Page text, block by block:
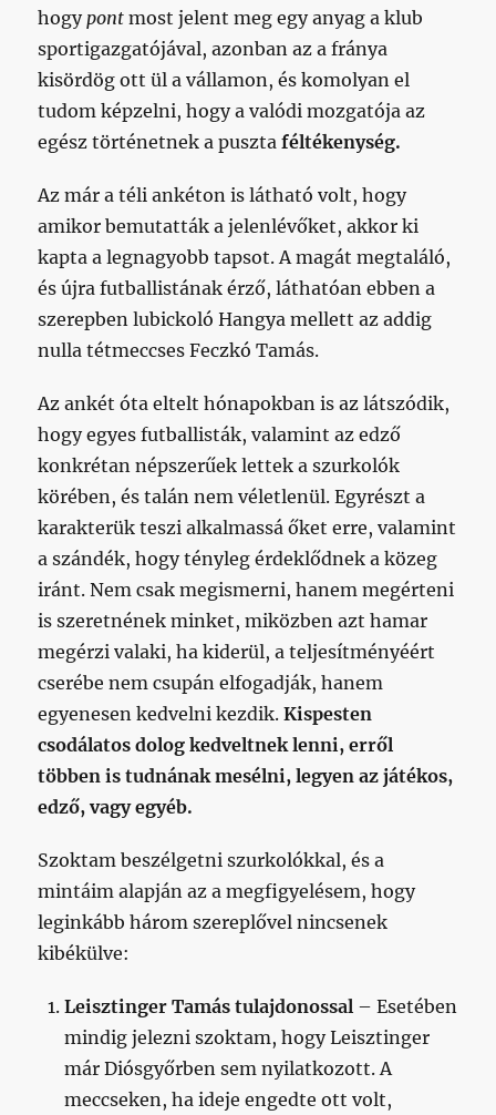
hogypont most jelent meg egy anyag a klub
sportigazgatójával, azonban az a fránya
kisördög ott ül a vállamon, és komolyan el
tudom képzelni, hogy a valódi mozgatója az
egész történetnek a pusztaféltékenység.
Az már a téli ankéton is látható volt, hogy
amikor bemutatták a jelenlévőket, akkor ki
kapta a legnagyobb tapsot. A magát megtaláló,
és újra futballistának érző, láthatóan ebben a
szerepben lubickoló Hangya mellett az addig
nulla tétmeccses Feczkó Tamás.
Az ankét óta eltelt hónapokban is az látszódik,
hogy egyes futballisták, valamint az edző
konkrétan népszerűek lettek a szurkolók
körében, és talán nem véletlenül. Egyrészt a
karakterük teszi alkalmassá őket erre, valamint
a szándék, hogy tényleg érdeklődnek a közeg
iránt. Nem csak megismerni, hanem megérteni
is szeretnének minket, miközben azt hamar
megérzi valaki, ha kiderül, a teljesítményéért
cserébe nem csupán elfogadják, hanem
egyenesen kedvelni kezdik. Kispesten
csodálatos dolog kedveltnek lenni, erről
többen is tudnának mesélni, legyen az játékos,
edző, vagy egyéb.
Szoktam beszélgetni szurkolókkal, és a
mintáim alapján az a megfigyelésem, hogy
leginkább három szereplővel nincsenek
kibékülve:
Leisztinger Tamás tulajdonossal – Esetében
mindig jelezni szoktam, hogy Leisztinger
már Diósgyőrben sem nyilatkozott. A
meccseken, ha ideje engedte ott volt,